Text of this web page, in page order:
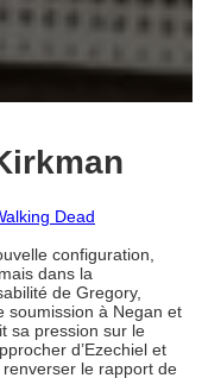
Dead
configuration,
dans la
de Gregory,
soumission à Negan et
sa pression sur le
d’Ezechiel et
le rapport de